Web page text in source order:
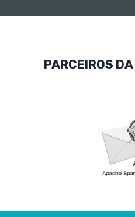
PARCEIROS DA